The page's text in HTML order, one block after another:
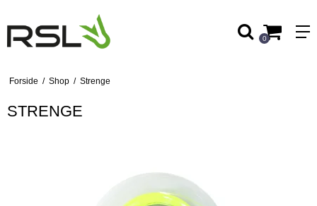
0
Forside / Shop / Strenge
STRENGE